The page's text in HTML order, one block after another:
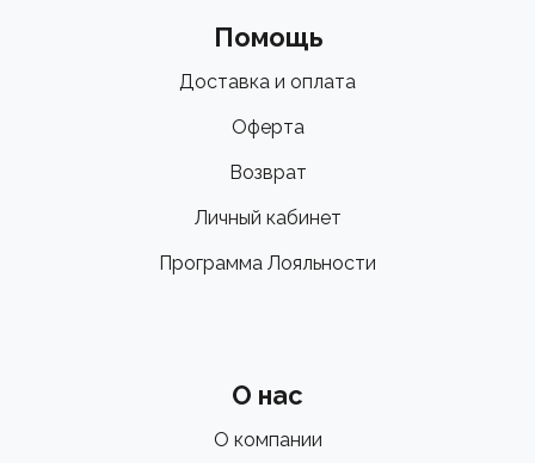
Помощь
Доставка и оплата
Оферта
Возврат
Личный кабинет
Программа Лояльности
О нас
О компании